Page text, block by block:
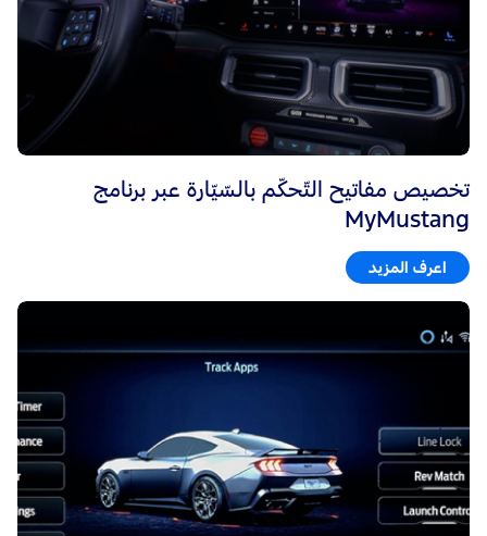
تخصيص مفاتيح التّحكّم بالسّيّارة عبر برنامج
MyMustang
اعرف المزيد